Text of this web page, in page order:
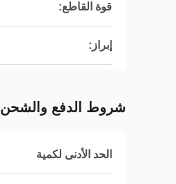
قوة القاطع:
إبراز:
شروط الدفع والشحن
الحد الأدنى لكمية